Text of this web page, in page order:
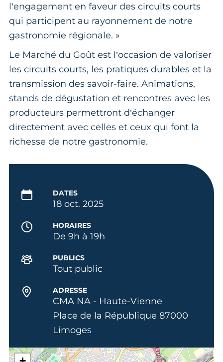
l’engagement en faveur des circuits courts
qui participent au rayonnement de notre
gastronomie régionale. »
Le Marché du Goût est l’occasion de valoriser
les circuits courts, les pratiques durables et la
transmission des savoir-faire. Animations,
stands de dégustation et rencontres avec les
producteurs permettront d’échanger
directement avec celles et ceux qui font la
richesse de notre gastronomie.
DATES
18 oct. 2025
HORAIRES
De 9h à 19h
PUBLICS
Tout public
ADRESSE
CMA NA - Haute-Vienne
Place de la République 87000
Limoges